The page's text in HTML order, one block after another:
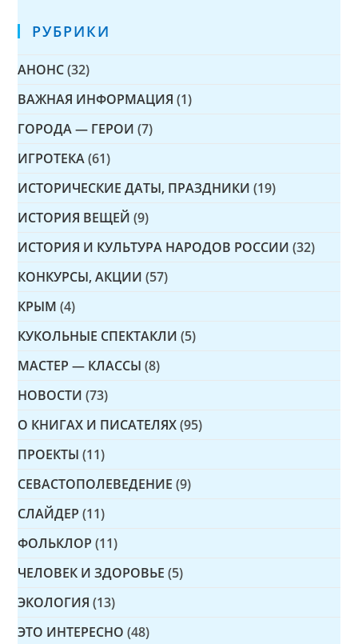
РУБРИКИ
АНОНС (32)
ВАЖНАЯ ИНФОРМАЦИЯ (1)
ГОРОДА — ГЕРОИ (7)
ИГРОТЕКА (61)
ИСТОРИЧЕСКИЕ ДАТЫ, ПРАЗДНИКИ (19)
ИСТОРИЯ ВЕЩЕЙ (9)
ИСТОРИЯ И КУЛЬТУРА НАРОДОВ РОССИИ (32)
КОНКУРСЫ, АКЦИИ (57)
КРЫМ (4)
КУКОЛЬНЫЕ СПЕКТАКЛИ (5)
МАСТЕР — КЛАССЫ (8)
НОВОСТИ (73)
О КНИГАХ И ПИСАТЕЛЯХ (95)
ПРОЕКТЫ (11)
СЕВАСТОПОЛЕВЕДЕНИЕ (9)
СЛАЙДЕР (11)
ФОЛЬКЛОР (11)
ЧЕЛОВЕК И ЗДОРОВЬЕ (5)
ЭКОЛОГИЯ (13)
ЭТО ИНТЕРЕСНО (48)